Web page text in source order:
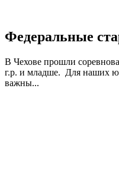
Федеральные
В Чехове прошли
г.р. и младше. Для наших
важны...